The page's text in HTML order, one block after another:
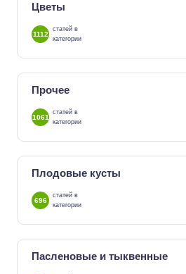
Цветы
1112
статей в
категории
Прочее
1061
статей в
категории
Плодовые кусты
696
статей в
категории
Пасленовые и тыквенные